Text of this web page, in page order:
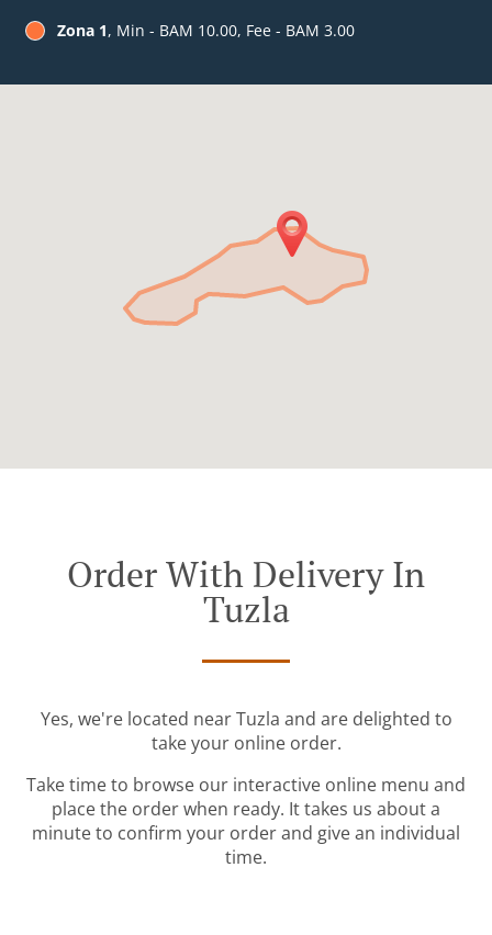
Zona 1, Min - BAM 10.00, Fee - BAM 3.00
Order With Delivery In
Tuzla
Yes, we're located near Tuzla and are delighted to
take your online order.
Take time to browse our interactive online menu and
place the order when ready. It takes us about a
minute to confirm your order and give an individual
time.